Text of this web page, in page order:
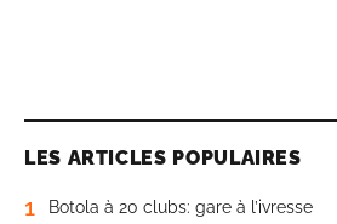
LES ARTICLES POPULAIRES
1 Botola à 20 clubs: gare à l’ivresse